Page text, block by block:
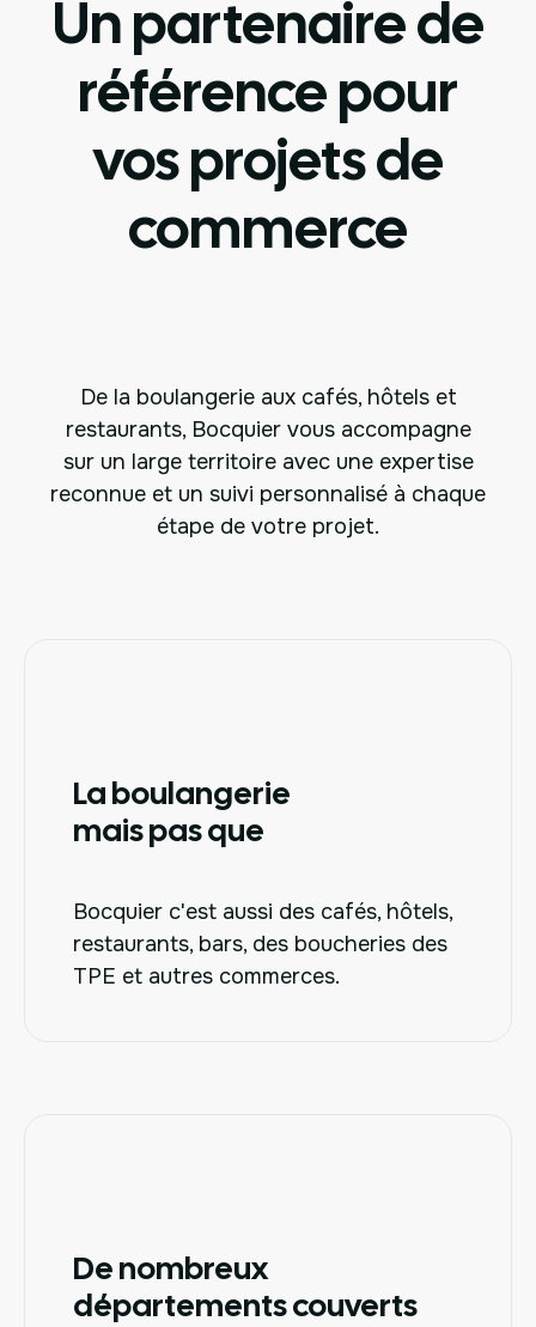
Un partenaire de
référence pour
vos projets de
commerce
De la boulangerie aux cafés, hôtels et
restaurants, Bocquier vous accompagne
sur un large territoire avec une expertise
reconnue et un suivi personnalisé à chaque
étape de votre projet.
La boulangerie
mais pas que
Bocquier c'est aussi des cafés, hôtels,
restaurants, bars, des boucheries des
TPE et autres commerces.
De nombreux
départements couverts